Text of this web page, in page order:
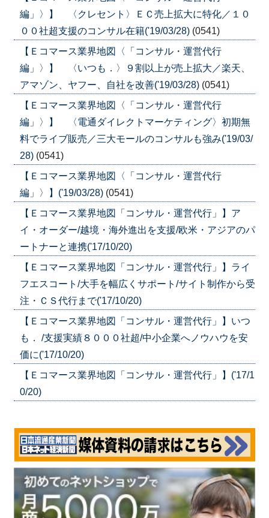
編」〉】 〈クレセント〉ＥＣ売上拡大に特化／１０
００社超支援のコンサル在籍('19/03/28) (0541)
【Ｅコマース業界地図〈「コンサル・運営代行
編」〉】 〈いつも．〉９割以上が売上拡大／楽天、
アマゾン、ヤフー、自社を改善('19/03/28) (0541)
【Ｅコマース業界地図〈「コンサル・運営代行
編」〉】 〈電通ダイレクトマーケティング〉初期無
料でライブ販売／三大モールのコンサルも強み('19/03/
28) (0541)
【Ｅコマース業界地図〈「コンサル・運営代行
編」〉】('19/03/28) (0541)
【Ｅコマース業界地図「コンサル・運営代行」】ア
イ・オーダー/越境・海外進出を支援/欧米・アジアのパ
ートナーと連携('17/10/20)
【Ｅコマース業界地図「コンサル・運営代行」】ライ
フエスコート/大手を幅広くサポート/サイト制作から受
注・ＣＳ代行まで('17/10/20)
【Ｅコマース業界地図「コンサル・運営代行」】いつ
も． /支援実績８０００社超/中小企業へノウハウを安
価に('17/10/20)
【Ｅコマース業界地図「コンサル・運営代行」】('17/1
0/20)